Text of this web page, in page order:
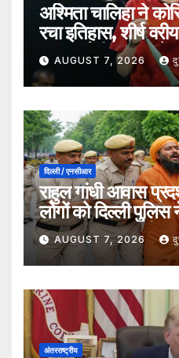
अश्मिता चालिहा ने
रचा इतिहास, शीर्ष
हराकर सेमीफाइनल में
AUGUST 7, 2026
दिल्ली / एनसीआर
राहुल गांधी आवास
लोगों को दिल्ली पुलिस
सुरक्षा व्यवस्था कड़ी
AUGUST 7, 2026
अंतरराष्ट्रीय